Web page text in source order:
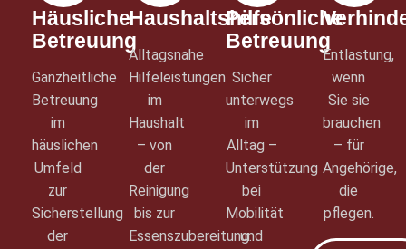
Häusliche
Betreuung
Ganzheitliche
Betreuung
im
häuslichen
Umfeld
zur
Sicherstellung
der
Haushaltshilfe
Alltagsnahe
Hilfeleistungen
im
Haushalt
– von
der
Reinigung
bis zur
Essenszubereitung.
Persönliche
Betreuung
Sicher
unterwegs
im
Alltag –
Unterstützung
bei
Mobilität
und
Entlastung,
wenn
Sie sie
brauchen
– für
Angehörige,
die
pflegen.